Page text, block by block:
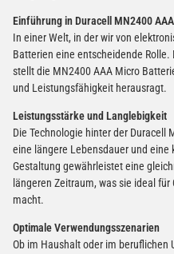
Einführung in Duracell MN2400
In einer Welt, in der wir von
Batterien eine entscheidende
stellt die MN2400 AAA Micro
und Leistungsfähigkeit herausragt.
Leistungsstärke und Langlebigkeit
Die Technologie hinter der Duracell
eine längere Lebensdauer und
Gestaltung gewährleistet eine
längeren Zeitraum, was sie ideal
macht.
Optimale Verwendungsszenarien
Ob im Haushalt oder im beruflichen